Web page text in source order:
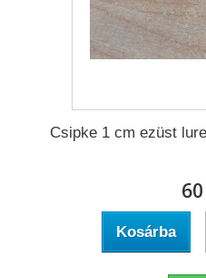
Csipke 1 cm ezüst
Kosárba